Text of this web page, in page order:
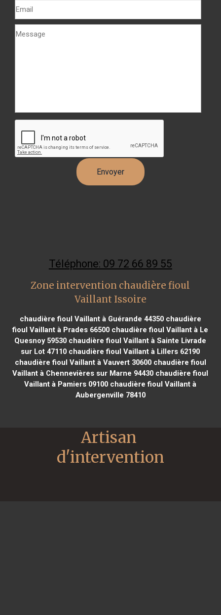
Téléphone: 09 72 66 89 55
Zone intervention chaudière fioul
Vaillant Issoire
chaudière fioul Vaillant à Guérande 44350chaudière
fioul Vaillant à Prades 66500 chaudière fioul Vaillant à Le
Quesnoy 59530 chaudière fioul Vaillant à Sainte Livrade
sur Lot 47110 chaudière fioul Vaillant à Lillers 62190
chaudière fioul Vaillant à Vauvert 30600chaudière fioul
Vaillant à Chennevières sur Marne 94430 chaudière fioul
Vaillant à Pamiers 09100 chaudière fioul Vaillant à
Aubergenville 78410
Artisan
d'intervention